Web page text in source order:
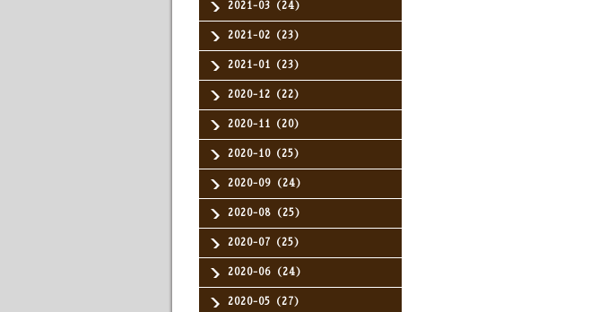
2021-03（24）
2021-02（23）
2021-01（23）
2020-12（22）
2020-11（20）
2020-10（25）
2020-09（24）
2020-08（25）
2020-07（25）
2020-06（24）
2020-05（27）